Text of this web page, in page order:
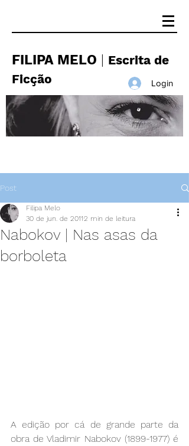
FILIPA MELO
Escrita de
Ficção
Login
Post
Nabokov | Nas asas da
borboleta
Filipa Melo
30 de jun. de 20112 min de leitura
A edição por cá de grande parte da
obra de Vladimir Nabokov (1899-1977) é